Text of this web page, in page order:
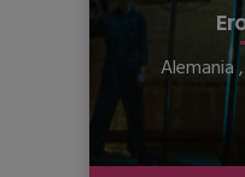
Alemania,